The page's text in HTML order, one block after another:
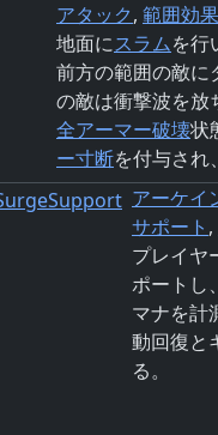
アタック, 範囲効果
地面にスラムを行
前方の範囲の敵に
の敵は衝撃波を放
全アーマー破壊状
ー寸断を付与され
アーケイ
サポート ,
プレイヤ
ポートし
マナを計
動回復と
る。